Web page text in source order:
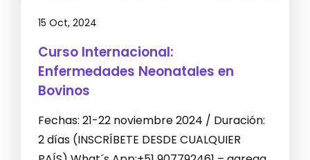
15 Oct, 2024
Curso Internacional:
Enfermedades Neonatales en
Bovinos
Fechas: 21-22 noviembre 2024 / Duración:
2 días (INSCRÍBETE DESDE CUALQUIER